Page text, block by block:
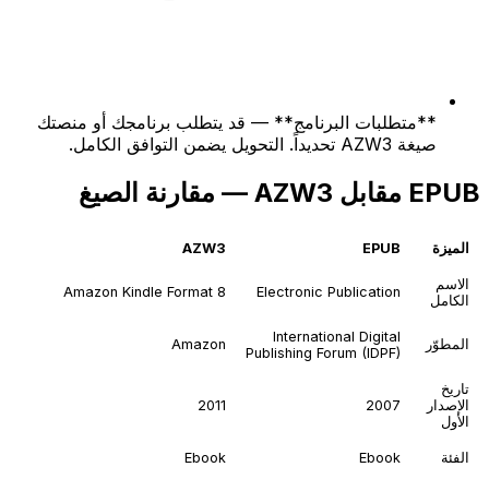
**متطلبات البرنامج** — قد يتطلب برنامجك أو منصتك
صيغة AZW3 تحديداً. التحويل يضمن التوافق الكامل.
EPUB مقابل AZW3 — مقارنة الصيغ
الميزة EPUB
AZW3
الاسم
الكامل
Electronic Publication
Amazon Kindle Format 8
المطوّر
International Digital
Publishing Forum (IDPF)
Amazon
تاريخ
الإصدار
الأول
2007
2011
الفئة Ebook
Ebook